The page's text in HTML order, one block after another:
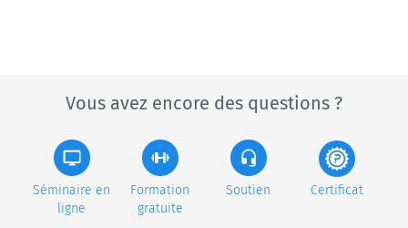
Vous avez encore des questions ?
Séminaire en
ligne
Formation
gratuite
Soutien Certificat